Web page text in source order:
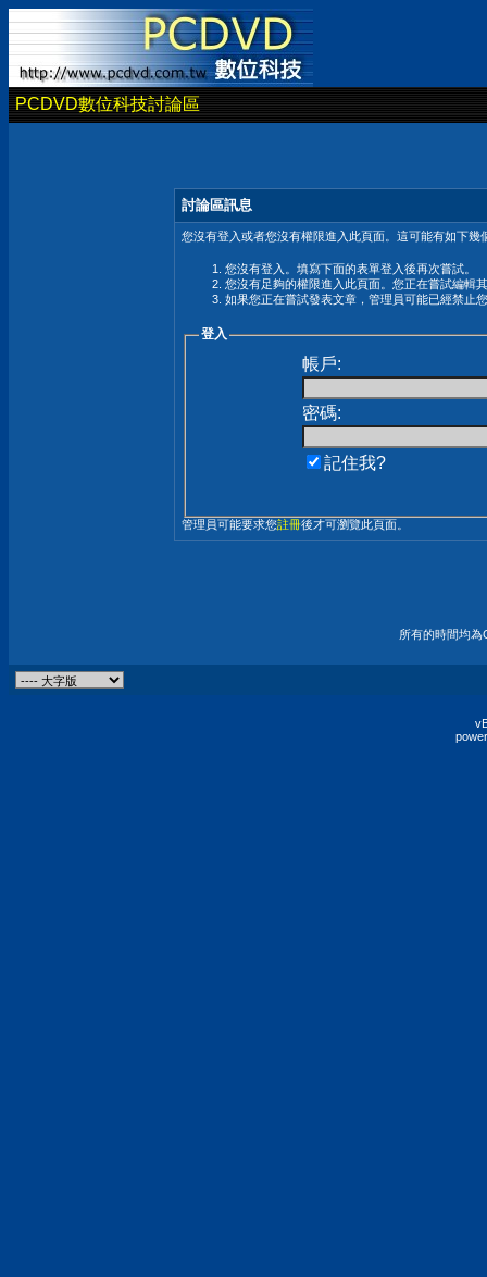
PCDVD數位科技討論區
討論區訊息
您沒有登入或者您沒有權限進入此頁面。這可能有如下幾
您沒有登入。填寫下面的表單登入後再次嘗試。
您沒有足夠的權限進入此頁面。您正在嘗試編輯
如果您正在嘗試發表文章，管理員可能已經禁止
登入
帳戶:
密碼:
記住我?
管理員可能要求您註冊後才可瀏覽此頁面。
所有的時間均為